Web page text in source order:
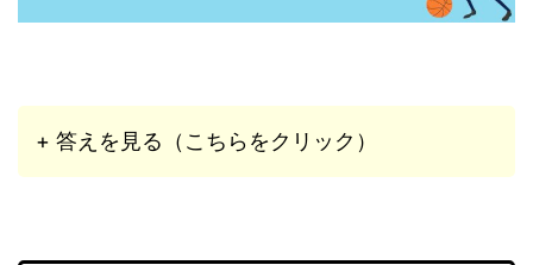
+ 答えを見る（こちらをクリック）